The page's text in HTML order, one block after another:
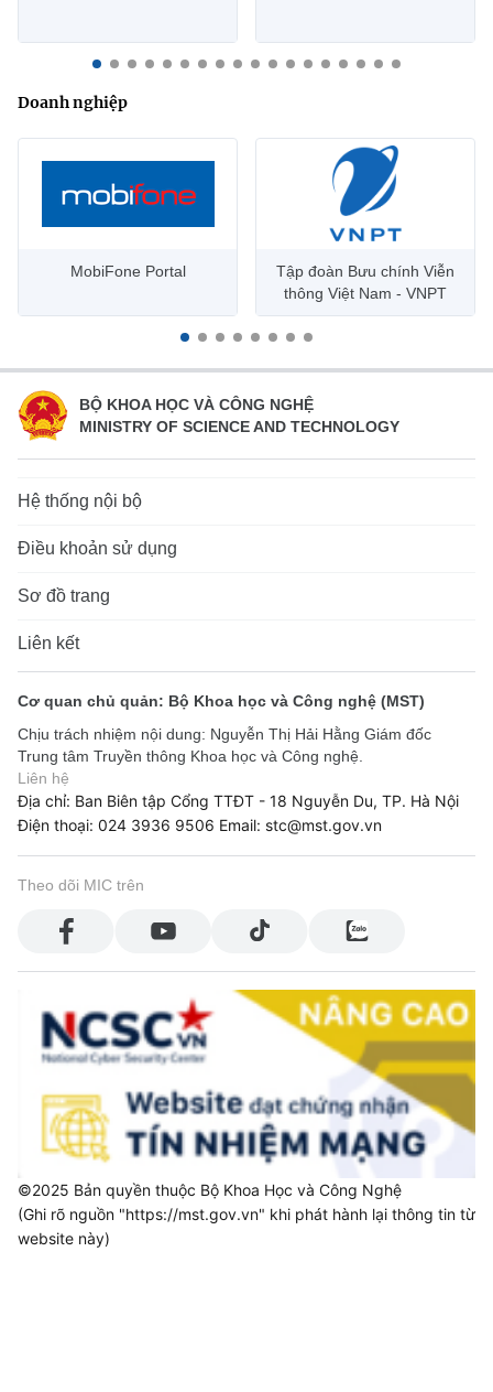
Doanh nghiệp
MobiFone Portal
Tập đoàn Bưu chính Viễn
thông Việt Nam - VNPT
BỘ KHOA HỌC VÀ CÔNG NGHỆ
MINISTRY OF SCIENCE AND TECHNOLOGY
Hệ thống nội bộ
Điều khoản sử dụng
Sơ đồ trang
Liên kết
Cơ quan chủ quản: Bộ Khoa học và Công nghệ (MST)
Chịu trách nhiệm nội dung: Nguyễn Thị Hải Hằng Giám đốc
Trung tâm Truyền thông Khoa học và Công nghệ.
Liên hệ
Địa chỉ: Ban Biên tập Cổng TTĐT - 18 Nguyễn Du, TP. Hà Nội
Điện thoại: 024 3936 9506 Email: stc@mst.gov.vn
Theo dõi MIC trên
©2025 Bản quyền thuộc Bộ Khoa Học và Công Nghệ
(Ghi rõ nguồn "https://mst.gov.vn" khi phát hành lại thông tin từ
website này)